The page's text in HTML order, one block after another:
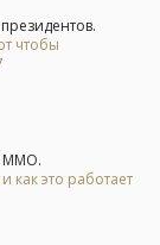
чтобы
ММО.
как это работает